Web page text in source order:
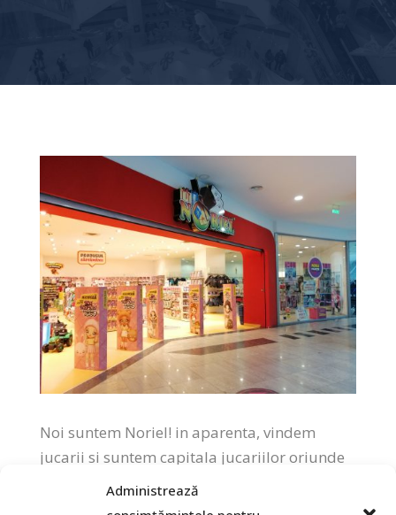
Administrează
Noi suntem Noriel! in aparenta, vindem
jucarii si suntem capitala jucariilor oriunde
in Romania. De fapt… Noi oferim bucurie
Principalul scop in tot ceea ce facem este sa